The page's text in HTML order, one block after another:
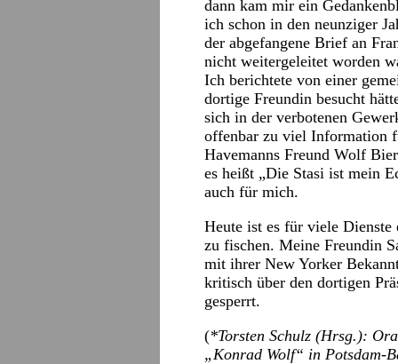
dann kam mir ein
ich schon in den neunziger
der abgefangene Brief an
nicht weitergeleitet worden
Ich berichtete von einer
dortige Freundin besucht
sich in der verbotenen
offenbar zu viel Information
Havemanns Freund Wolf
es heißt „Die Stasi ist mein
auch für mich.
Heute ist es für viele
zu fischen. Meine Freundin
mit ihrer New Yorker
kritisch über den dortigen
gesperrt.
(*Torsten Schulz (Hrsg.):
„Konrad Wolf“ in Potsdam-